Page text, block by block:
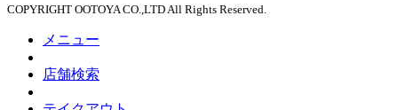
COPYRIGHT OOTOYA CO.,LTD All Rights Reserved.
メニュー
店舗検索